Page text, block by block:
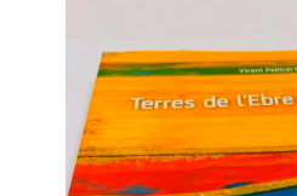
ERNESTO
Los
Ernesto